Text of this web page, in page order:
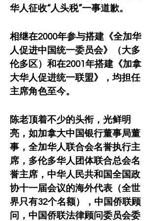
华人征收“人头税”一事道歉。
相继在2000年参与搭建《全加华
人促进中国统一委员会》（大多
伦多区）和在2001年搭建《加拿
大华人促进统一联盟》，均担任
主席角色至今。
陈老顶着不少的头衔，光鲜明
亮，如加拿大中国银行董事局董
事，全加华人联合会名誉执行主
席，多伦多华人团体联合总会名
誉主席，中华人民共和国全国政
协十一届会议的海外代表（全世
界只有32个名额），中国侨联顾
问，中国侨联法律顾问委员会委